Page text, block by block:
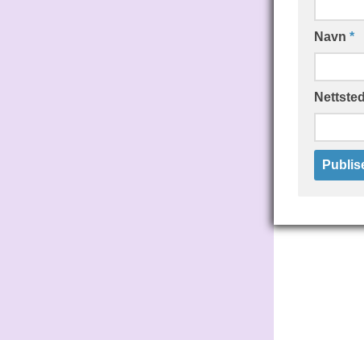
Navn *
Nettsted